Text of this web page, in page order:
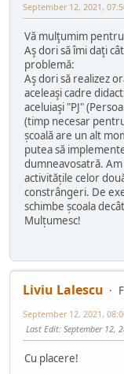
September 12, 2021,
Vă mulţumim
Aş dori să îmi daţi
problemă:
Aş dori să realizez
aceleaşi cadre
aceluiaşi "PJ"
(timp necesar
școală are un alt
putea să
dumneavosatră.
activitățile celor
constrângeri. De
schimbe școala
Mulțumesc!
Liviu Lalescu
September 12, 2021,
Last Edit: September 12,
Cu placere!